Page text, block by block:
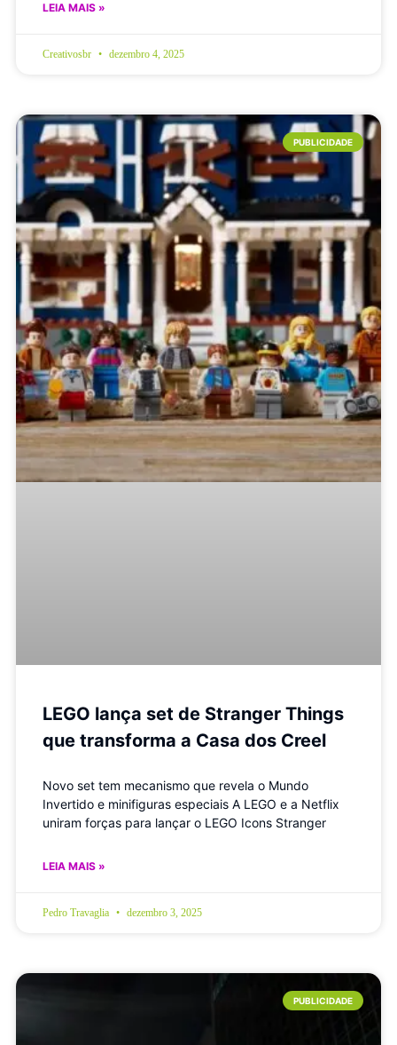
LEIA MAIS »
Creativosbr dezembro 4, 2025
PUBLICIDADE
LEGO lança set de Stranger Things
que transforma a Casa dos Creel
Novo set tem mecanismo que revela o Mundo
Invertido e minifiguras especiais A LEGO e a Netflix
uniram forças para lançar o LEGO Icons Stranger
LEIA MAIS »
Pedro Travaglia dezembro 3, 2025
PUBLICIDADE